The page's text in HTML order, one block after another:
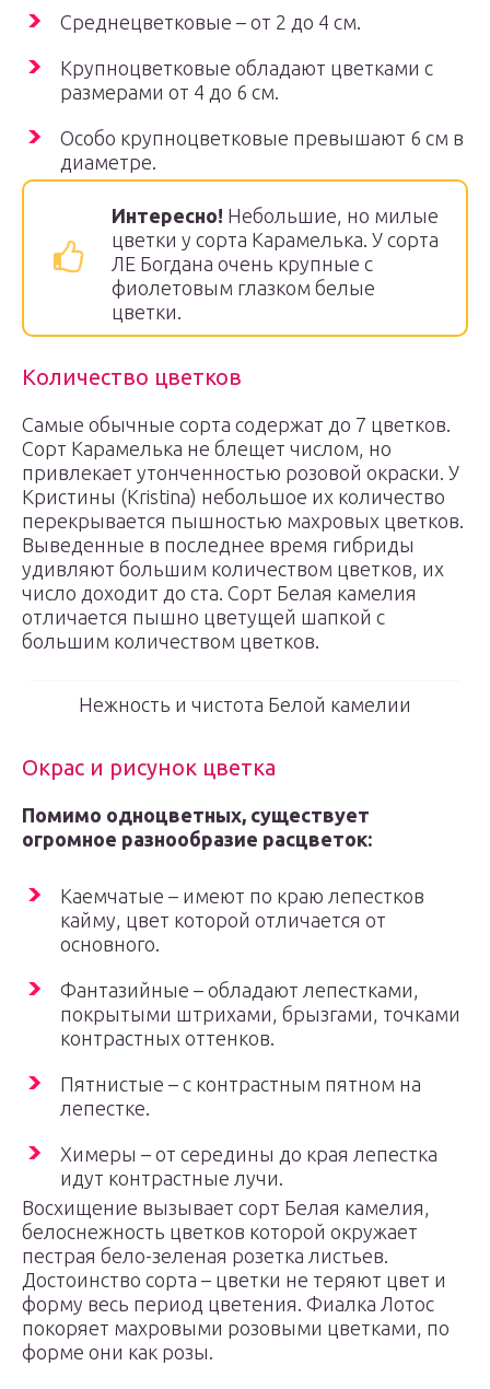
Среднецветковые – от 2 до 4 см.
Крупноцветковые обладают цветками с
размерами от 4 до 6 см.
Особо крупноцветковые превышают 6 см в
диаметре.
Интересно! Небольшие, но милые
цветки у сорта Карамелька. У сорта
ЛЕ Богдана очень крупные с
фиолетовым глазком белые
цветки.
Количество цветков
Самые обычные сорта содержат до 7 цветков.
Сорт Карамелька не блещет числом, но
привлекает утонченностью розовой окраски. У
Кристины (Kristina) небольшое их количество
перекрывается пышностью махровых цветков.
Выведенные в последнее время гибриды
удивляют большим количеством цветков, их
число доходит до ста. Сорт Белая камелия
отличается пышно цветущей шапкой с
большим количеством цветков.
Нежность и чистота Белой камелии
Окрас и рисунок цветка
Помимо одноцветных, существует
огромное разнообразие расцветок:
Каемчатые – имеют по краю лепестков
кайму, цвет которой отличается от
основного.
Фантазийные – обладают лепестками,
покрытыми штрихами, брызгами, точками
контрастных оттенков.
Пятнистые – с контрастным пятном на
лепестке.
Химеры – от середины до края лепестка
идут контрастные лучи.
Восхищение вызывает сорт Белая камелия,
белоснежность цветков которой окружает
пестрая бело-зеленая розетка листьев.
Достоинство сорта – цветки не теряют цвет и
форму весь период цветения. Фиалка Лотос
покоряет махровыми розовыми цветками, по
форме они как розы.